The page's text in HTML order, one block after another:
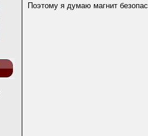
Поэтому я думаю магнит